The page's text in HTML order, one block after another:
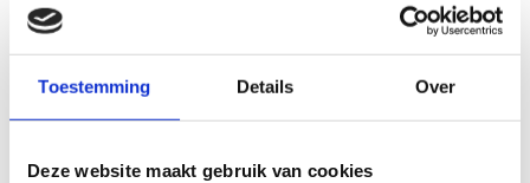
Toestemming Details Over
Deze website maakt gebruik van cookies
tussen de glasplaten en de speciale
reproduceerbaar buiten de fabriek.
duurzame oplossing bij structurele